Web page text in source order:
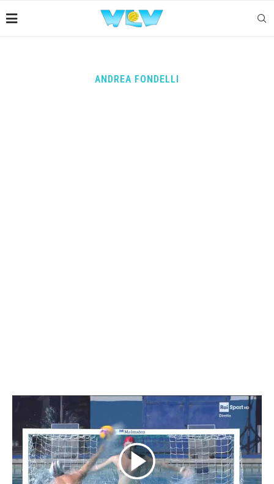
ANDREA FONDELLI